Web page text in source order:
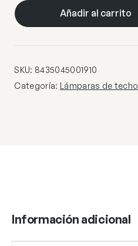
ANTIA
LATON
40W
E-
Añadir al carrito
SKU: 8435045001910
Categoría: Lámparas de techo
Información adicional